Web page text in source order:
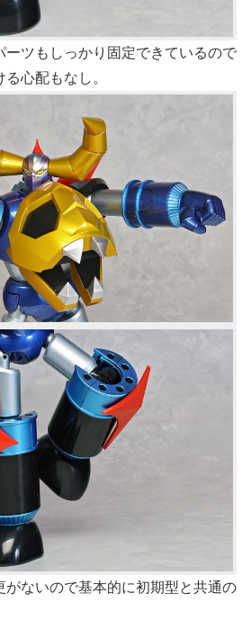
ーツもしっかり固定できているので
心配もなし。
がないので基本的に初期型と共通の